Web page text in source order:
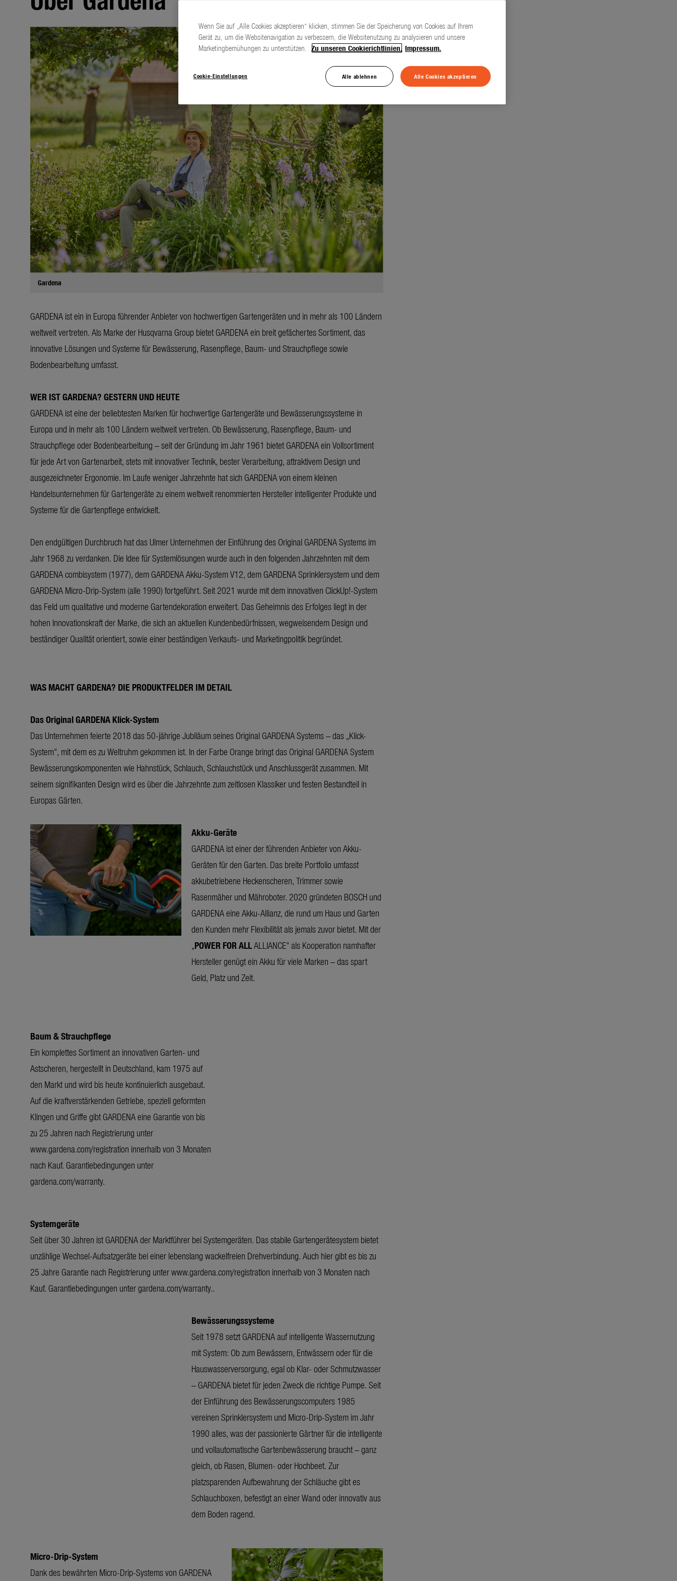
Gardena
GARDENA ist ein in Europa führender Anbieter von hochwertigen Gartengeräten und in mehr als 100 Ländern
weltweit vertreten. Als Marke der Husqvarna Group bietet GARDENA ein breit gefächertes Sortiment, das
innovative Lösungen und Systeme für Bewässerung, Rasenpflege, Baum- und Strauchpflege sowie
Bodenbearbeitung umfasst.
WER IST GARDENA? GESTERN UND HEUTE
GARDENA ist eine der beliebtesten Marken für hochwertige Gartengeräte und Bewässerungssysteme in
Europa und in mehr als 100 Ländern weltweit vertreten. Ob Bewässerung, Rasenpflege, Baum- und
Strauchpflege oder Bodenbearbeitung – seit der Gründung im Jahr 1961 bietet GARDENA ein Vollsortiment
für jede Art von Gartenarbeit, stets mit innovativer Technik, bester Verarbeitung, attraktivem Design und
ausgezeichneter Ergonomie. Im Laufe weniger Jahrzehnte hat sich GARDENA von einem kleinen
Handelsunternehmen für Gartengeräte zu einem weltweit renommierten Hersteller intelligenter Produkte und
Systeme für die Gartenpflege entwickelt.
Den endgültigen Durchbruch hat das Ulmer Unternehmen der Einführung des Original GARDENA Systems im
Jahr 1968 zu verdanken. Die Idee für Systemlösungen wurde auch in den folgenden Jahrzehnten mit dem
GARDENA combisystem (1977), dem GARDENA Akku-System V12, dem GARDENA Sprinklersystem und dem
GARDENA Micro-Drip-System (alle 1990) fortgeführt. Seit 2021 wurde mit dem innovativen ClickUp!-System
das Feld um qualitative und moderne Gartendekoration erweitert. Das Geheimnis des Erfolges liegt in der
hohen Innovationskraft der Marke, die sich an aktuellen Kundenbedürfnissen, wegweisendem Design und
beständiger Qualität orientiert, sowie einer beständigen Verkaufs- und Marketingpolitik begründet.
WAS MACHT GARDENA? DIE PRODUKTFELDER IM DETAIL
Das Original GARDENA Klick-System
Das Unternehmen feierte 2018 das 50-jährige Jubiläum seines Original GARDENA Systems – das „Klick-
System“, mit dem es zu Weltruhm gekommen ist. In der Farbe Orange bringt das Original GARDENA System
Bewässerungskomponenten wie Hahnstück, Schlauch, Schlauchstück und Anschlussgerät zusammen. Mit
seinem signifikanten Design wird es über die Jahrzehnte zum zeitlosen Klassiker und festen Bestandteil in
Europas Gärten.
Akku-Geräte
GARDENA ist einer der führenden Anbieter von Akku-
Geräten für den Garten. Das breite Portfolio umfasst
akkubetriebene Heckenscheren, Trimmer sowie
Rasenmäher und Mähroboter. 2020 gründeten BOSCH und
GARDENA eine Akku-Allianz, die rund um Haus und Garten
den Kunden mehr Flexibilität als jemals zuvor bietet. Mit der
„POWER FOR ALLALLIANCE“ als Kooperation namhafter
Hersteller genügt ein Akku für viele Marken – das spart
Geld, Platz und Zeit.
Baum & Strauchpflege
Ein komplettes Sortiment an innovativen Garten- und
Astscheren, hergestellt in Deutschland, kam 1975 auf
den Markt und wird bis heute kontinuierlich ausgebaut.
Auf die kraftverstärkenden Getriebe, speziell geformten
Klingen und Griffe gibt GARDENA eine Garantie von bis
zu 25 Jahren nach Registrierung unter
www.gardena.com/registration innerhalb von 3 Monaten
nach Kauf. Garantiebedingungen unter
gardena.com/warranty.
Systemgeräte
Seit über 30 Jahren ist GARDENA der Marktführer bei Systemgeräten. Das stabile Gartengerätesystem bietet
unzählige Wechsel-Aufsatzgeräte bei einer lebenslang wackelfreien Drehverbindung. Auch hier gibt es bis zu
25 Jahre Garantie nach Registrierung unter www.gardena.com/registration innerhalb von 3 Monaten nach
Kauf. Garantiebedingungen unter gardena.com/warranty..
Bewässerungssysteme
Seit 1978 setzt GARDENA auf intelligente Wassernutzung
mit System: Ob zum Bewässern, Entwässern oder für die
Hauswasserversorgung, egal ob Klar- oder Schmutzwasser
– GARDENA bietet für jeden Zweck die richtige Pumpe. Seit
der Einführung des Bewässerungscomputers 1985
vereinen Sprinklersystem und Micro-Drip-System im Jahr
1990 alles, was der passionierte Gärtner für die intelligente
und vollautomatische Gartenbewässerung braucht – ganz
gleich, ob Rasen, Blumen- oder Hochbeet. Zur
platzsparenden Aufbewahrung der Schläuche gibt es
Schlauchboxen, befestigt an einer Wand oder innovativ aus
dem Boden ragend.
Micro-Drip-System
Dank des bewährten Micro-Drip-Systems von GARDENA
Wenn Sie auf „Alle Cookies akzeptieren“ klicken, stimmen Sie der Speicherung von Cookies auf Ihrem
Gerät zu, um die Websitenavigation zu verbessern, die Websitenutzung zu analysieren und unsere
Marketingbemühungen zu unterstützen. Zu unseren Cookierichtlinien. Impressum.
Cookie-Einstellungen Alle ablehnen Alle Cookies akzeptieren